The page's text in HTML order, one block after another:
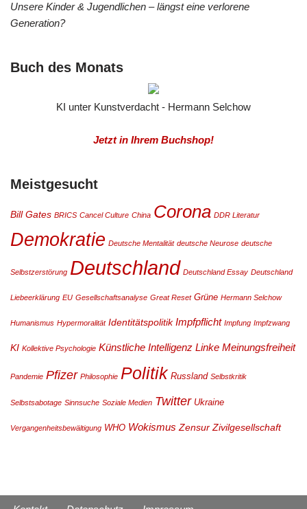
Unsere Kinder & Jugendlichen – längst eine verlorene
Generation?
Buch des Monats
KI unter Kunstverdacht - Hermann Selchow
Jetzt in Ihrem Buchshop!
Meistgesucht
Bill Gates BRICS Cancel Culture China Corona DDR Literatur
Demokratie Deutsche Mentalität deutsche Neurose deutsche
Selbstzerstörung Deutschland Deutschland Essay Deutschland
Liebeerklärung EU Gesellschaftsanalyse Great Reset Grüne Hermann Selchow
Humanismus Hypermoralität Identitätspolitik Impfpflicht Impfung Impfzwang
KI Kollektive Psychologie Künstliche Intelligenz Linke Meinungsfreiheit
Pandemie Pfizer Philosophie Politik Russland Selbstkritik
Selbstsabotage Sinnsuche Soziale Medien Twitter Ukraine
Vergangenheitsbewältigung WHO Wokismus Zensur Zivilgesellschaft